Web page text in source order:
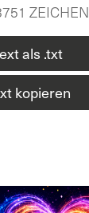
ZEICHEN
als .txt
kopieren